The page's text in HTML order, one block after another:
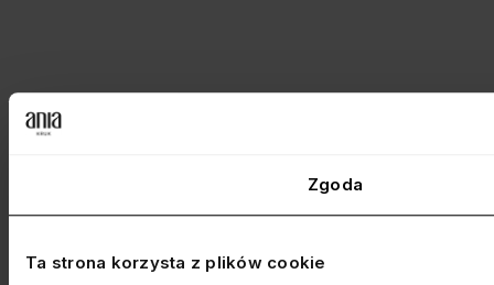
Zgoda
Ta strona korzysta z plików cookie